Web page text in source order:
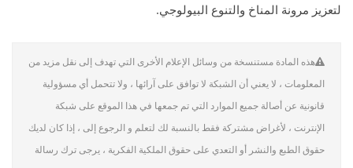
لتعزيز مرونة المناخ والتنوع البيولوجي.
هذه المادة مستنسخة من وسائل الإعلام الأخرى التي تهدف إلى نقل مزيد من
المعلومات ، لا يعني أن الشبكة لا توافق على آرائها ، ولا تتحمل أي مسؤولية
قانونية عن أصالة جميع الموارد التي تم جمعها في هذا الموقع على شبكة
الإنترنت ، لأغراض مشتركة فقط بالنسبة لك لتعلم و الرجوع إلى ، إذا كان لديك
حقوق الطبع والنشر أو التعدي على حقوق الملكية الفكرية ، يرجى ترك رسالة